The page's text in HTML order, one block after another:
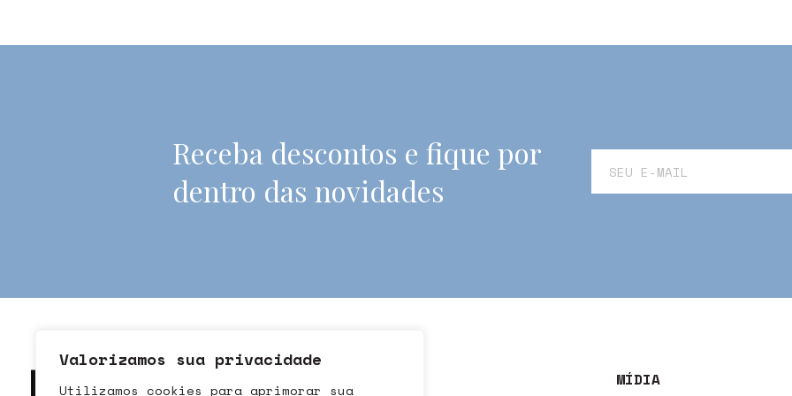
Valorizamos sua privacidade
Utilizamos cookies para aprimorar sua
Receba descontos e fique por
dentro das novidades
MÍDIA